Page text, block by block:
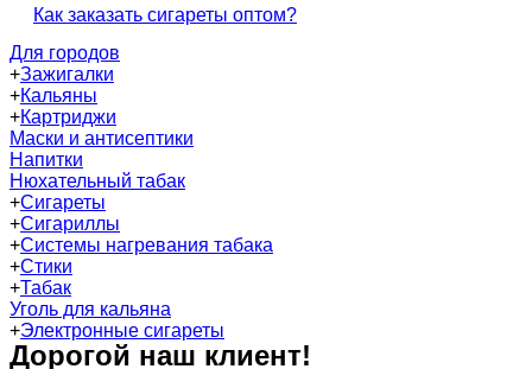
Как заказать сигареты оптом?
Для городов
+Зажигалки
+Кальяны
+Картриджи
Маски и антисептики
Напитки
Нюхательный табак
+Сигареты
+Сигариллы
+Системы нагревания табака
+Стики
+Табак
Уголь для кальяна
+Электронные сигареты
Дорогой наш клиент!